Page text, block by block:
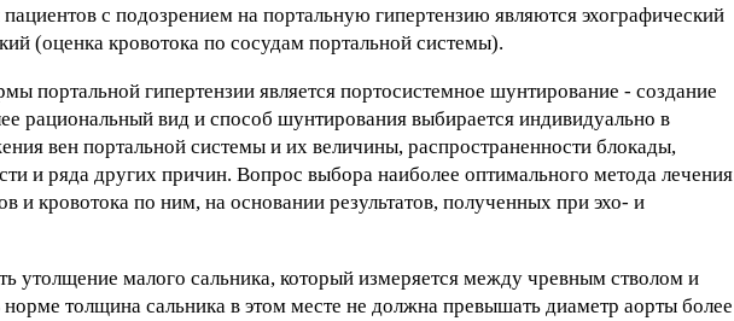
с подозрением на портальную гипертензию являются эхографический
(оценка кровотока по сосудам портальной системы).
гипертензии является портосистемное шунтирование - создание
рациональный вид и способ шунтирования выбирается индивидуально в
вен портальной системы и их величины, распространенности блокады,
и ряда других причин. Вопрос выбора наиболее оптимального метода лечения
кровотока по ним, на основании результатов, полученных при эхо- и
утолщение малого сальника, который измеряется между чревным стволом и
толщина сальника в этом месте не должна превышать диаметр аорты более